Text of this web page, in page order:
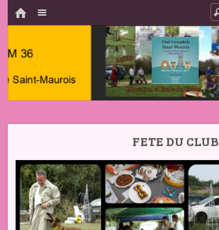
HOME
Club
Cynophile
Maurois –
Club
Canin
FETE DU CLUB